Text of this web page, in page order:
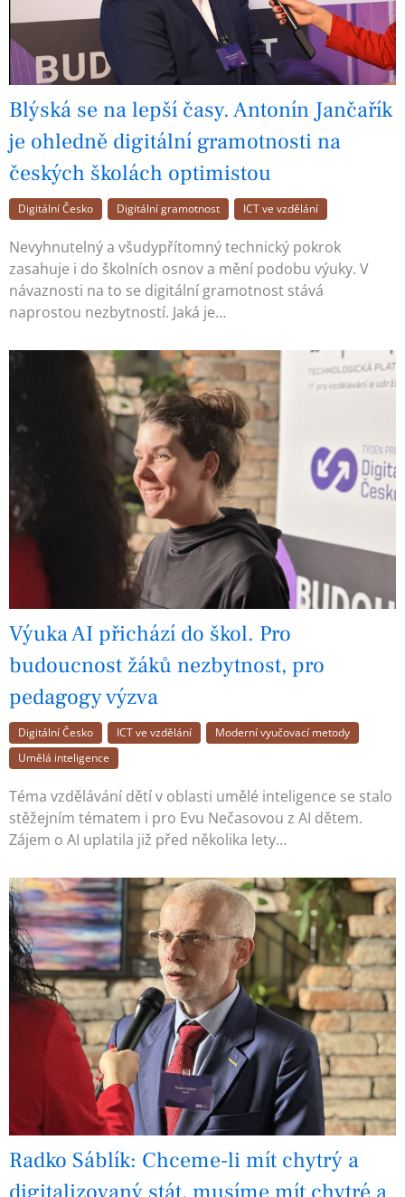
Blýská se na lepší časy. Antonín Jančařík
je ohledně digitální gramotnosti na
českých školách optimistou
Digitální Česko Digitální gramotnost ICT ve vzdělání
Nevyhnutelný a všudypřítomný technický pokrok
zasahuje i do školních osnov a mění podobu výuky. V
návaznosti na to se digitální gramotnost stává
naprostou nezbytností. Jaká je…
Výuka AI přichází do škol. Pro
budoucnost žáků nezbytnost, pro
pedagogy výzva
Digitální Česko ICT ve vzdělání
Moderní vyučovací metody
Umělá inteligence
Téma vzdělávání dětí v oblasti umělé inteligence se stalo
stěžejním tématem i pro Evu Nečasovou z AI dětem.
Zájem o AI uplatila již před několika lety…
Radko Sáblík: Chceme-li mít chytrý a